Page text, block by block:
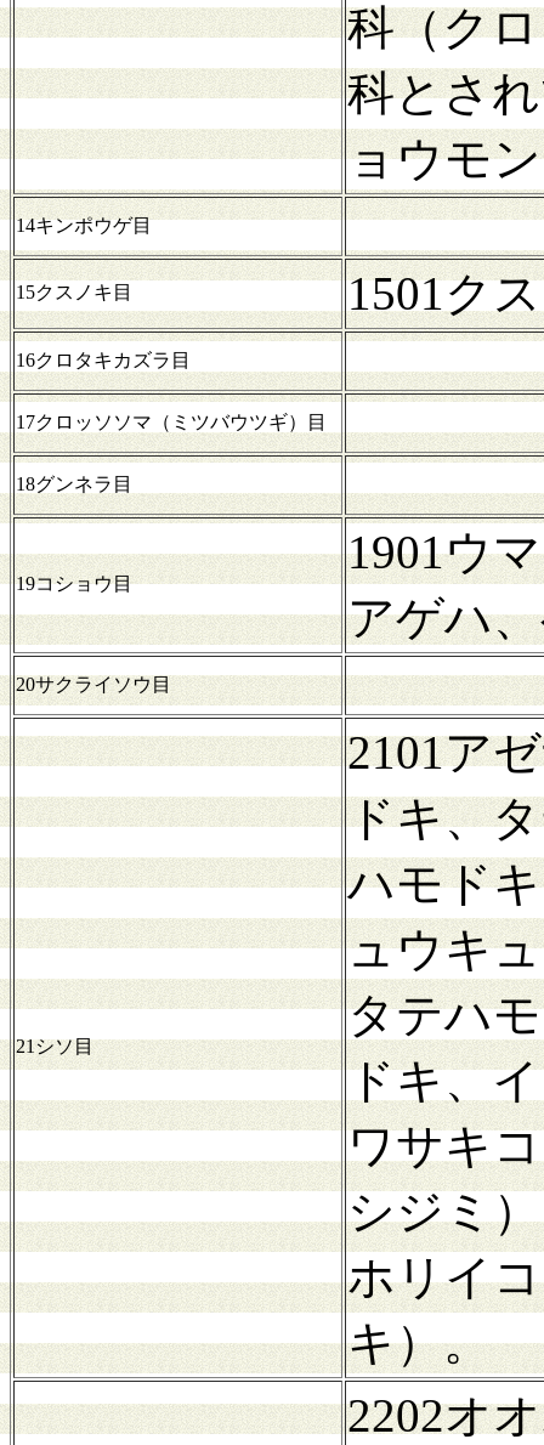
科（ク
科とさ
ョウモ
14キンポウゲ目
15クスノキ目 1501ク
16クロタキカズラ目
17クロッソソマ（ミツバウツギ）目
18グンネラ目
19コショウ目
1901ウ
アゲハ
20サクライソウ目
21シソ目
2101ア
ドキ、
ハモド
ュウキ
タテハ
ドキ、
ワサキ
シジミ
ホリイ
キ）。
2202オ